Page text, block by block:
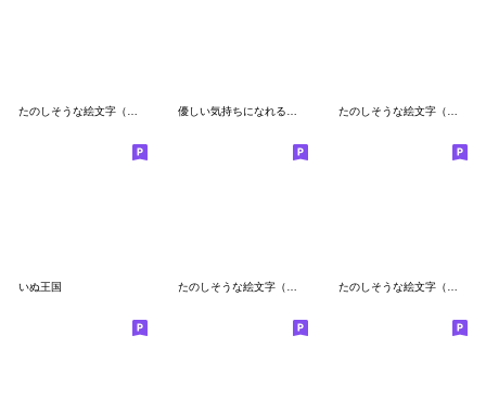
たのしそうな絵文字（デレデレしている） 優しい気持ちになれるくしゃかわ絵文字 たのしそうな絵文字（ウォンバット）
いぬ王国